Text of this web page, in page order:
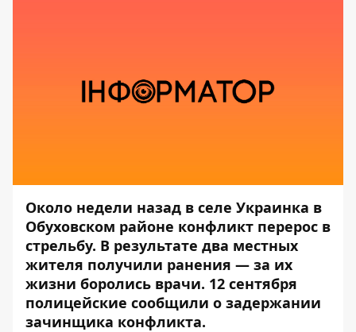
Около недели назад в селе Украинка в
Обуховском районе конфликт перерос в
стрельбу. В результате два местных
жителя получили ранения — за их
жизни боролись врачи. 12 сентября
полицейские сообщили о задержании
зачинщика конфликта.